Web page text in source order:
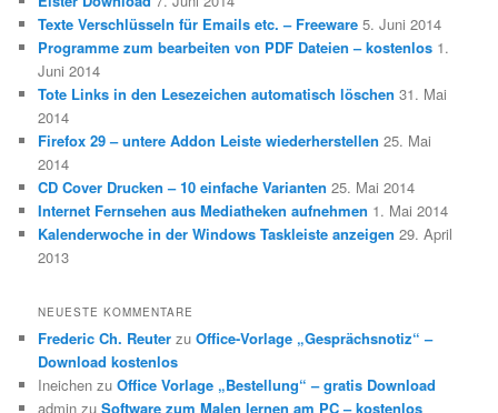
Texte Verschlüsseln für Emails etc. – Freeware 5. Juni 2014
Programme zum bearbeiten von PDF Dateien – kostenlos 1.
Juni 2014
Tote Links in den Lesezeichen automatisch löschen 31. Mai
2014
Firefox 29 – untere Addon Leiste wiederherstellen 25. Mai
2014
CD Cover Drucken – 10 einfache Varianten 25. Mai 2014
Internet Fernsehen aus Mediatheken aufnehmen 1. Mai 2014
Kalenderwoche in der Windows Taskleiste anzeigen 29. April
2013
NEUESTE KOMMENTARE
Frederic Ch. Reuter zuOffice-Vorlage „Gesprächsnotiz“ –
Download kostenlos
Ineichen zuOffice Vorlage „Bestellung“ – gratis Download
admin zuSoftware zum Malen lernen am PC – kostenlos